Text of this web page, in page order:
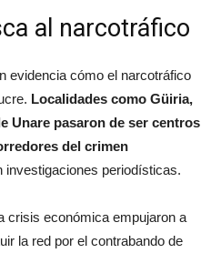
al narcotráfico
evidencia cómo el narcotráfico
Localidades como Güiria,
Unare pasaron de ser centros
del crimen
investigaciones periodísticas.
crisis económica empujaron a
la red por el contrabando de